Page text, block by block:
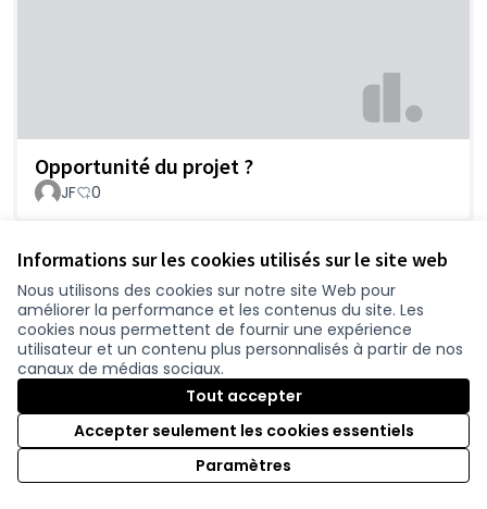
Informations sur les cookies utilisés sur le site web
Nous utilisons des cookies sur notre site Web pour
améliorer la performance et les contenus du site. Les
cookies nous permettent de fournir une expérience
utilisateur et un contenu plus personnalisés à partir de nos
canaux de médias sociaux.
Tout accepter
Accepter seulement les cookies essentiels
Paramètres
Opportunité du projet ?
JF 0
Opposé au projet de doublement
GHEVART-WITEK 0